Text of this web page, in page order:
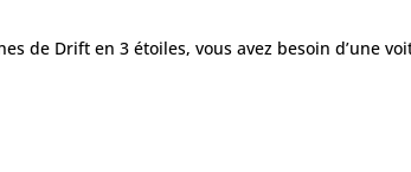
de Drift en 3 étoiles, vous avez besoin d’une